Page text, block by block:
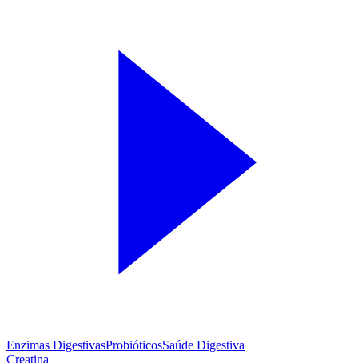
Enzimas DigestivasProbióticosSaúde Digestiva
Creatina